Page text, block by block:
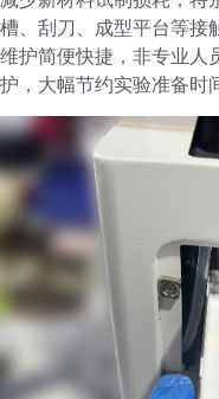
槽、刮刀、成型平台等接
维护简便快捷，非专业人
护，大幅节约实验准备时